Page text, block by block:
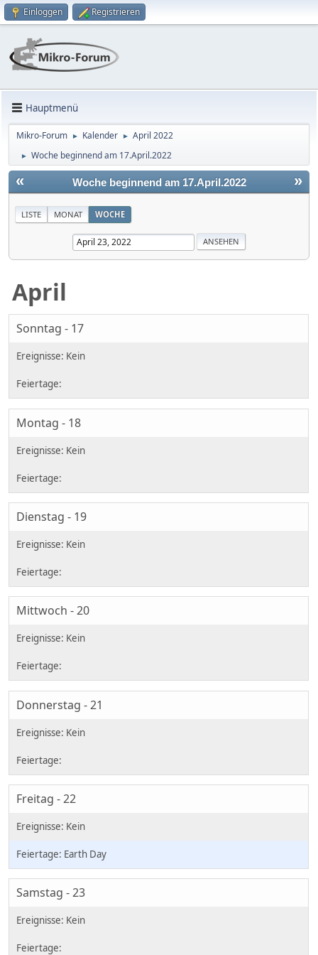
Einloggen Registrieren
Hauptmenü
Mikro-Forum ► Kalender ► April 2022
► Woche beginnend am 17.April.2022
« »
Woche beginnend am 17.April.2022
LISTE MONAT WOCHE
April
Sonntag - 17
Montag - 18
Dienstag - 19
Mittwoch - 20
Donnerstag - 21
Freitag - 22
Earth Day
Samstag - 23